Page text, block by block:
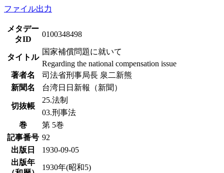
ファイル出力
メタデー
タID
0100348498
タイトル
国家補償問題に就いて
Regarding the national compensation issue
著者名
司法省刑事局長 泉二新熊
新聞名
台湾日日新報（新聞）
切抜帳
25.法制
03.刑事法
巻
第 5巻
記事番号 92
出版日
1930-09-05
出版年
1930年(昭和5)